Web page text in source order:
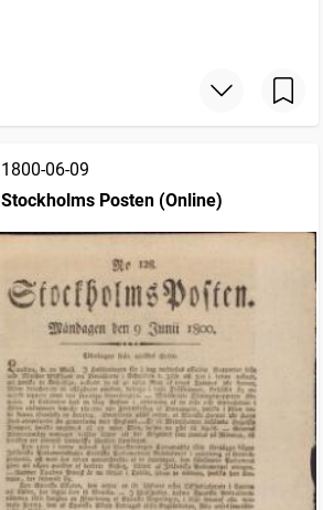
1800-06-09
Stockholms Posten (Online)